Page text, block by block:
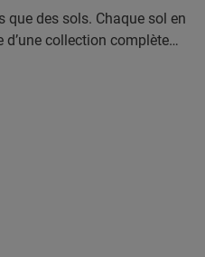
que des sols. Chaque sol en
d’une collection complète
des sous-couches,